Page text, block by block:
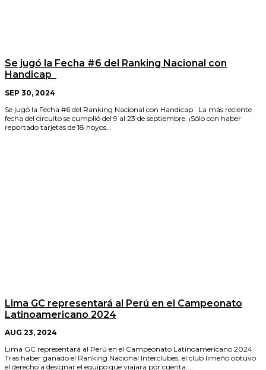
Se jugó la Fecha #6 del Ranking Nacional con
Handicap
SEP 30, 2024
Se jugó la Fecha #6 del Ranking Nacional con Handicap La más reciente
fecha del circuito se cumplió del 9 al 23 de septiembre. ¡Sólo con haber
reportado tarjetas de 18 hoyos...
Lima GC representará al Perú en el Campeonato
Latinoamericano 2024
AUG 23, 2024
Lima GC representará al Perú en el Campeonato Latinoamericano 2024
Tras haber ganado el Ranking Nacional Interclubes, el club limeño obtuvo
el derecho a designar el equipo que viajará por cuenta...